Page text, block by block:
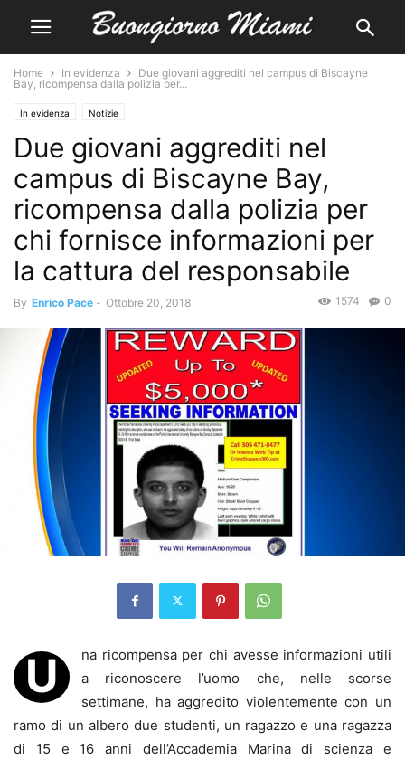
Home In evidenza
Due giovani aggrediti nel campus di Biscayne
Bay, ricompensa dalla polizia per...
In evidenza Notizie
Due giovani aggrediti nel
campus di Biscayne Bay,
ricompensa dalla polizia per
chi fornisce informazioni per
la cattura del responsabile
By Enrico Pace - Ottobre 20, 2018 0
1574
U
na ricompensa per chi avesse informazioni utili
a riconoscere l’uomo che, nelle scorse
settimane, ha aggredito violentemente con un
ramo di un albero due studenti, un ragazzo e una ragazza
di 15 e 16 anni dell’Accademia Marina di scienza e